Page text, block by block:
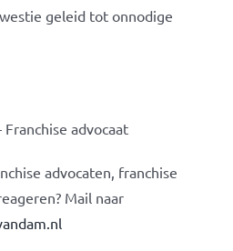
geleid tot onnodige
advocaat
advocaten, franchise
Mail naar